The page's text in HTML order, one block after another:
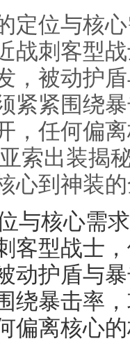
定位与核
战刺客型
，被动护
紧紧围绕
，任何偏
索出装揭
心到神装
与核心需
客型战士
动护盾与
绕暴击率
偏离核心